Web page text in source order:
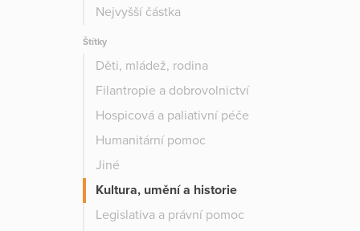
Nejvyšší částka
Štítky
Děti, mládež, rodina
Filantropie a dobrovolnictví
Hospicová a paliativní péče
Humanitární pomoc
Jiné
Kultura, umění a historie
Legislativa a právní pomoc